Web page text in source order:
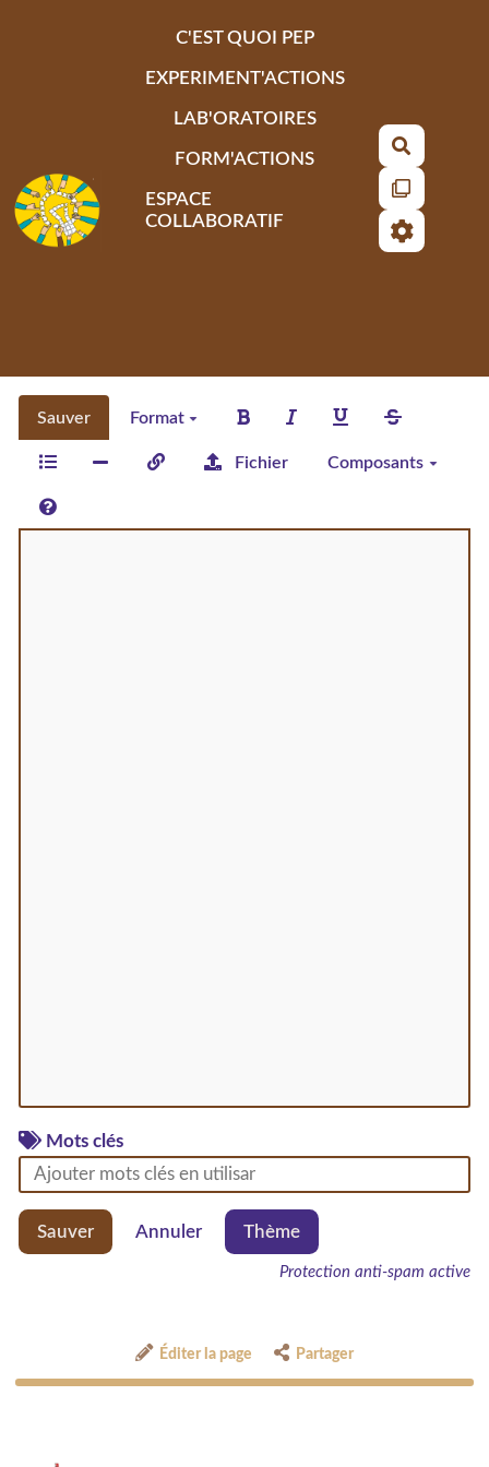
C'EST QUOI PEP
EXPERIMENT'ACTIONS
LAB'ORATOIRES
FORM'ACTIONS
ESPACE
COLLABORATIF
Sauver Format
Fichier Composants
Mots clés
Sauver Annuler Thème
Protection anti-spam active
Éditer la page Partager